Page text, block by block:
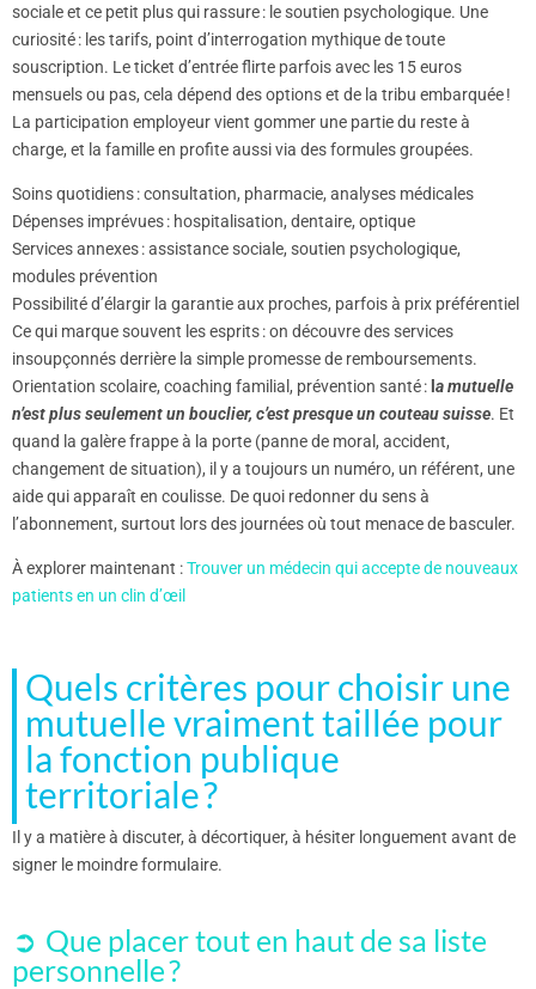
sociale et ce petit plus qui rassure : le soutien psychologique. Une
curiosité : les tarifs, point d’interrogation mythique de toute
souscription. Le ticket d’entrée flirte parfois avec les 15 euros
mensuels ou pas, cela dépend des options et de la tribu embarquée !
La participation employeur vient gommer une partie du reste à
charge, et la famille en profite aussi via des formules groupées.
Soins quotidiens : consultation, pharmacie, analyses médicales
Dépenses imprévues : hospitalisation, dentaire, optique
Services annexes : assistance sociale, soutien psychologique,
modules prévention
Possibilité d’élargir la garantie aux proches, parfois à prix préférentiel
Ce qui marque souvent les esprits : on découvre des services
insoupçonnés derrière la simple promesse de remboursements.
Orientation scolaire, coaching familial, prévention santé : a mutuelle
n’est plus seulement un bouclier, c’est presque un couteau suisse. Et
quand la galère frappe à la porte (panne de moral, accident,
changement de situation), il y a toujours un numéro, un référent, une
aide qui apparaît en coulisse. De quoi redonner du sens à
l’abonnement, surtout lors des journées où tout menace de basculer.
À explorer maintenant :Trouver un médecin qui accepte de nouveaux
patients en un clin d’œil
Quels critères pour choisir une
mutuelle vraiment taillée pour
la fonction publique
territoriale ?
Il y a matière à discuter, à décortiquer, à hésiter longuement avant de
signer le moindre formulaire.
Que placer tout en haut de sa liste
personnelle ?